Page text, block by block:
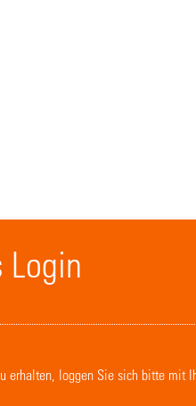
Login
loggen Sie sich bitte mit